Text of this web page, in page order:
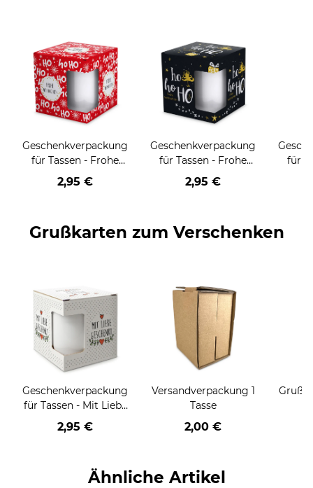
Geschenkverpackung
für Tassen - Frohe
Weihnachten - HO
HO HO - rot
2,95 €
Geschenkverpackung
für Tassen - Frohe
Weihnachten - HO
HO HO - schwarz
2,95 €
für
Grußkarten zum Verschenken
Geschenkverpackung
für Tassen - Mit Liebe
geschenkt
2,95 €
Versandverpackung 1
Tasse
2,00 €
Ähnliche Artikel